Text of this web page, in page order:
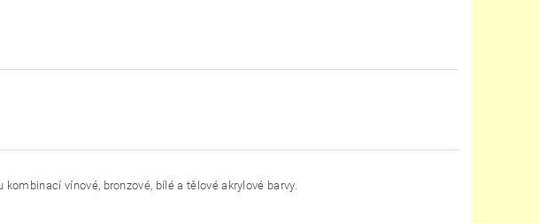
vínové, bronzové, bílé a tělové akrylové barvy.